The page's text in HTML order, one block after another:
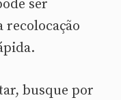
ser
recolocação
busque por